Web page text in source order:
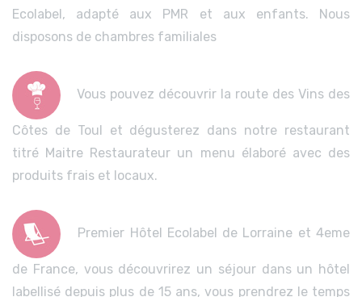
Ecolabel, adapté aux PMR et aux enfants. Nous
disposons de chambres familiales
Vous pouvez découvrir la route des Vins des
Côtes de Toul et dégusterez dans notre restaurant
titré Maitre Restaurateur un menu élaboré avec des
produits frais et locaux.
Premier Hôtel Ecolabel de Lorraine et 4eme
de France, vous découvrirez un séjour dans un hôtel
labellisé depuis plus de 15 ans, vous prendrez le temps